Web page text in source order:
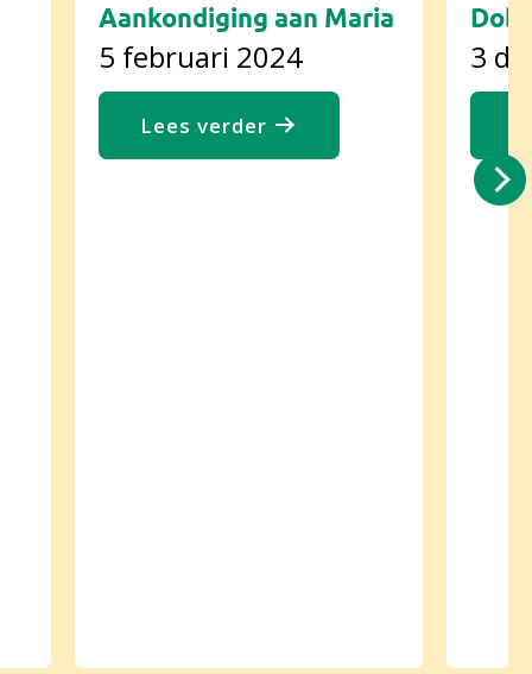
Aankondiging aan Maria
5 februari 2024
Lees verder
3